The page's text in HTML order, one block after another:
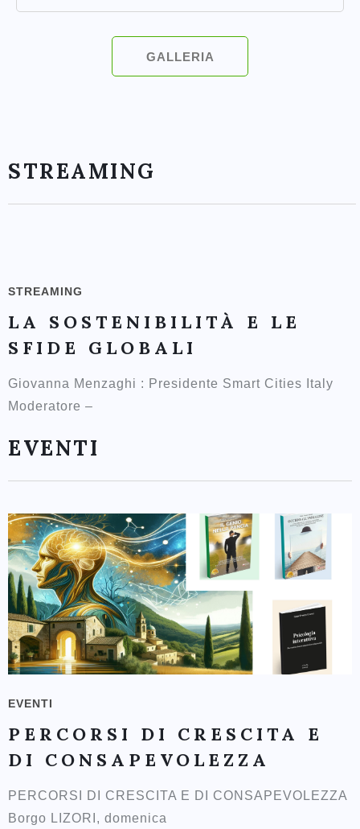
GALLERIA
STREAMING
STREAMING
LA SOSTENIBILITÀ E LE
SFIDE GLOBALI
Giovanna Menzaghi : Presidente Smart Cities Italy
Moderatore –
EVENTI
EVENTI
PERCORSI DI CRESCITA E
DI CONSAPEVOLEZZA
PERCORSI DI CRESCITA E DI CONSAPEVOLEZZA
Borgo LIZORI, domenica